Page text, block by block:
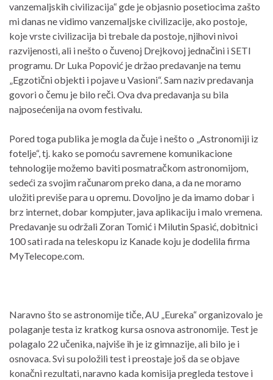
vanzemaljskih civilizacija“ gde je objasnio posetiocima zašto
mi danas ne vidimo vanzemaljske civilizacije, ako postoje,
koje vrste civilizacija bi trebale da postoje, njihovi nivoi
razvijenosti, ali i nešto o čuvenoj Drejkovoj jednačini i SETI
programu. Dr Luka Popović je držao predavanje na temu
„Egzotični objekti i pojave u Vasioni“. Sam naziv predavanja
govori o čemu je bilo reči. Ova dva predavanja su bila
najposećenija na ovom festivalu.
Pored toga publika je mogla da čuje i nešto o „Astronomiji iz
fotelje“, tj. kako se pomoću savremene komunikacione
tehnologije možemo baviti posmatračkom astronomijom,
sedeći za svojim računarom preko dana, a da ne moramo
uložiti previše para u opremu. Dovoljno je da imamo dobar i
brz internet, dobar kompjuter, java aplikaciju i malo vremena.
Predavanje su održali Zoran Tomić i Milutin Spasić, dobitnici
100 sati rada na teleskopu iz Kanade koju je dodelila firma
MyTelecope.com.
Naravno što se astronomije tiče, AU „Eureka“ organizovalo je
polaganje testa iz kratkog kursa osnova astronomije. Test je
polagalo 22 učenika, najviše ih je iz gimnazije, ali bilo je i
osnovaca. Svi su položili test i preostaje još da se objave
konačni rezultati, naravno kada komisija pregleda testove i